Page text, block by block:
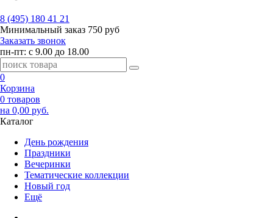
8 (495) 180 41 21
Минимальный заказ 750 руб
Заказать звонок
пн-пт: с 9.00 до 18.00
0
Корзина
0 товаров
на 0,00 руб.
Каталог
День рождения
Праздники
Вечеринки
Тематические коллекции
Новый год
Ещё